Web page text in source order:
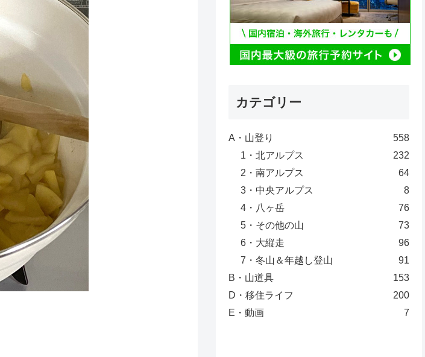
カテゴリー
A・山登り
558
1・北アルプス
232
2・南アルプス
64
3・中央アルプス
8
4・八ヶ岳
76
5・その他の山
73
6・大縦走
96
7・冬山＆年越し登山
91
B・山道具
153
D・移住ライフ
200
E・動画
7